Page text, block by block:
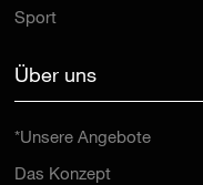
Sport
Über uns
*Unsere Angebote
Das Konzept